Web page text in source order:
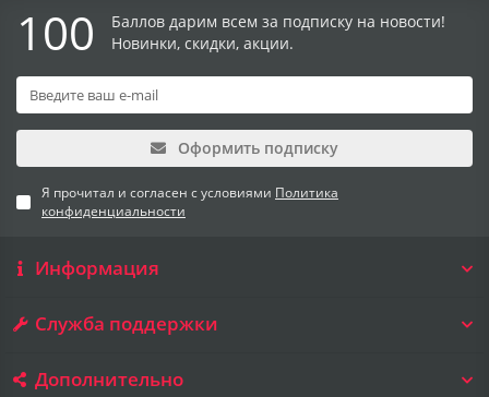
100
Баллов дарим всем за подписку на новости!
Новинки, скидки, акции.
Оформить подписку
Я прочитал и согласен с условиями Политика
конфиденциальности
Информация
Служба поддержки
Дополнительно